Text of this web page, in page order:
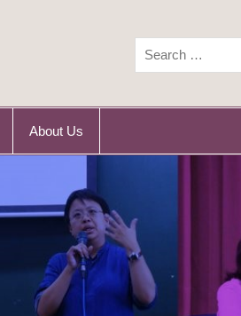
About Us